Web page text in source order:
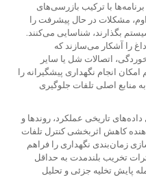
با ترکیب بازرسی‌های
مشکلات در حال پیشرفت را
بگذارند، شناسایی می‌کنند.
را آشکار می‌سازند که
اتصالات شل یا سایر
انجام نگهداری پیشگیرانه را
منابع اصلی تلفات جلوگیری
داده‌های تاریخی عملکرد، روندها و
کاهش اثربخشی کنترل تلفات
زمان‌بندی نگهداری را فراهم
تخریب بلندمدت به حداقل
پایش تخلیه جزئی و تحلیل